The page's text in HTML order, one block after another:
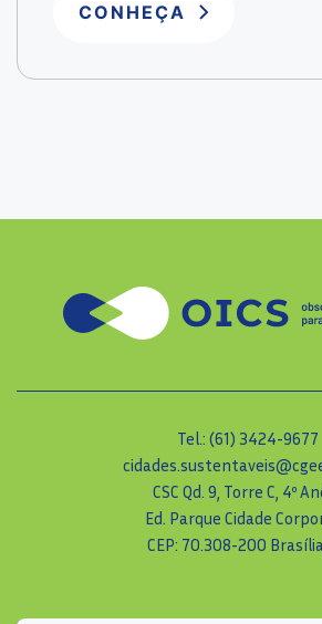
CONHEÇA
Tel.: (61) 3424-9677
CSC Qd. 9, Torre C, 4º
Ed. Parque Cidade
CEP: 70.308-200